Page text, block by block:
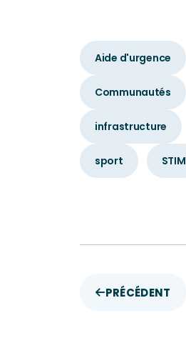
Aide d'urgence
Communautés
infrastructure
sport STIM
PRÉCÉDENT